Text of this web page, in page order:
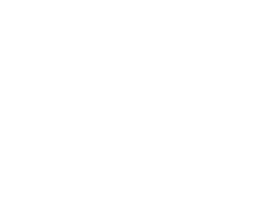
to help us analyze how the website is used and to offer